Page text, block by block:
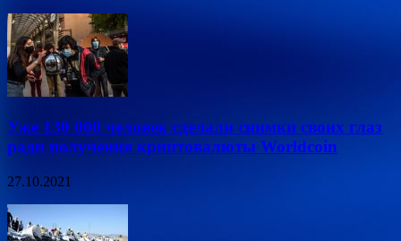
Уже 130 000 человек сделали снимки своих глаз
ради получения криптовалюты Worldcoin
27.10.2021